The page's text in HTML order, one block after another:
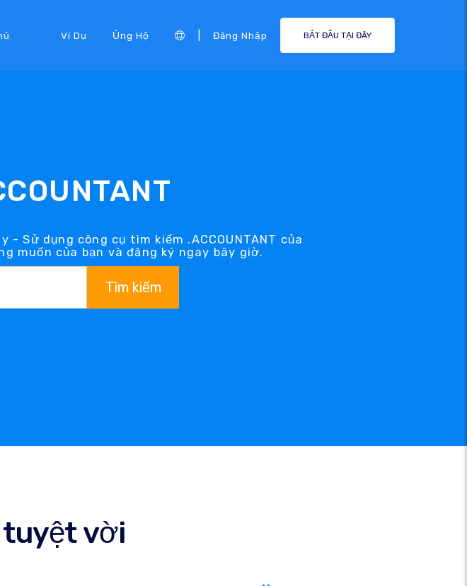
Ví Dụ Ủng Hộ Đăng Nhập BẮT ĐẦU TẠI ĐÂY
- Sử dụng công cụ tìm kiếm .ACCOUNTANT của
muốn của bạn và đăng ký ngay bây giờ.
Tìm kiếm
vời